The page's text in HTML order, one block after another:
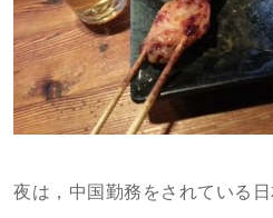
夜は，中国勤務をされている